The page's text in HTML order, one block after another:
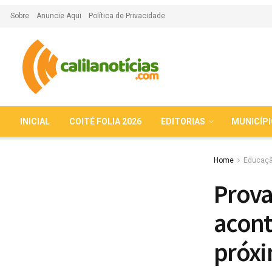
Sobre Anuncie Aqui Política de Privacidade
INICIAL COITÉ FOLIA 2026 EDITORIAS
Home